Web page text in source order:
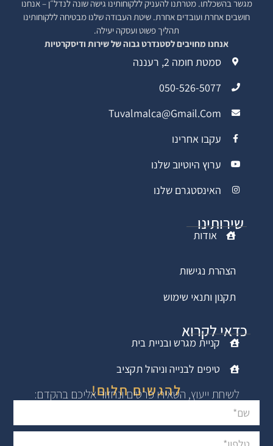
מגשר בהשכלתו. מטרתנו להעניק ללקוחותינו גישה שונה לנדל״ן – אנחנו
חושבים אחרת ועובדים אחרת. שיטת העבודה שלנו מבטיחה ללקוחותינו
תהליך פשוט ועסקה יעילה.
אנחנו מחויבים לסטנדרט גבוה של שירות ודיסקרטיות
סמטת חומה 2, רעננה
050-526-5077
Tuvalmalca@gmail.com
עקבו אחרינו
ערוץ היוטיוב שלנו
האינסטגרם שלנו
שירותינו
אודות
הצהרת נגישות
תקנון ותנאי שימוש
כדאי לקרוא
קניית מגרש ובניית בית
טיפים לבנייה וניהול תקציב
להגשים חלום!
לשיחת ייעוץ, השאירו פרטים ונחזור אליכם בהקדם: